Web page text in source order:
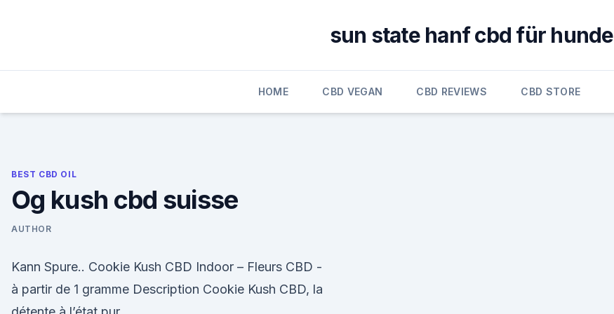
sun state hanf cbd für hunde
HOME CBD VEGAN CBD REVIEWS CBD STORE
BEST CBD OIL
Og kush cbd suisse
AUTHOR
Kann Spure.. Cookie Kush CBD Indoor – Fleurs CBD -
à partir de 1 gramme Description Cookie Kush CBD, la